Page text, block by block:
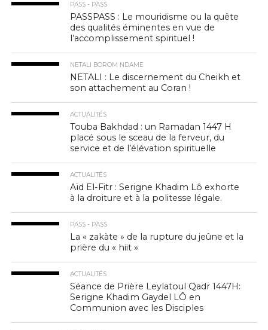
PASS - PASS
PASSPASS : Le mouridisme ou la quête
des qualités éminentes en vue de
l’accomplissement spirituel !
NETALI BOROM NDAME
NETALI : Le discernement du Cheikh et
son attachement au Coran !
ACTUALITÉS
Touba Bakhdad : un Ramadan 1447 H
placé sous le sceau de la ferveur, du
service et de l’élévation spirituelle
ACTUALITÉS
Aïd El-Fitr : Serigne Khadim Lô exhorte
à la droiture et à la politesse légale.
PASS - PASS
La « zakàte » de la rupture du jeûne et la
prière du « hiit »
ACTUALITÉS
Séance de Prière Leylatoul Qadr 1447H:
Serigne Khadim Gaydel LÔ en
Communion avec les Disciples